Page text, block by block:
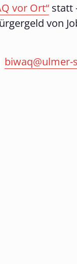
vor Ort“ statt
von
biwaq@ulmer-